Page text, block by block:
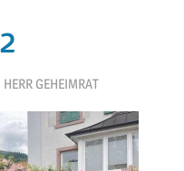
HERR GEHEIMRAT